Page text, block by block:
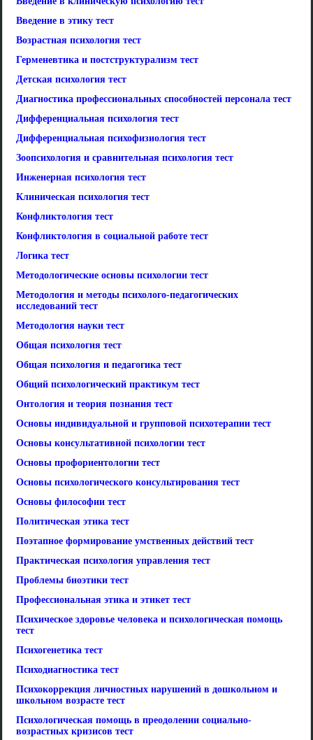
Введение в этику тест
Возрастная психология тест
Герменевтика и постструктурализм тест
Детская психология тест
Диагностика профессиональных способностей персонала тест
Дифференциальная психология тест
Дифференциальная психофизиология тест
Зоопсихология и сравнительная психология тест
Инженерная психология тест
Клиническая психология тест
Конфликтология тест
Конфликтология в социальной работе тест
Логика тест
Методологические основы психологии тест
Методология и методы психолого-педагогических
исследований тест
Методология науки тест
Общая психология тест
Общая психология и педагогика тест
Общий психологический практикум тест
Онтология и теория познания тест
Основы индивидуальной и групповой психотерапии тест
Основы консультативной психологии тест
Основы профориентологии тест
Основы психологического консультирования тест
Основы философии тест
Политическая этика тест
Поэтапное формирование умственных действий тест
Практическая психология управления тест
Проблемы биоэтики тест
Профессиональная этика и этикет тест
Психическое здоровье человека и психологическая помощь
тест
Психогенетика тест
Психодиагностика тест
Психокоррекция личностных нарушений в дошкольном и
школьном возрасте тест
Психологическая помощь в преодолении социально-
возрастных кризисов тест